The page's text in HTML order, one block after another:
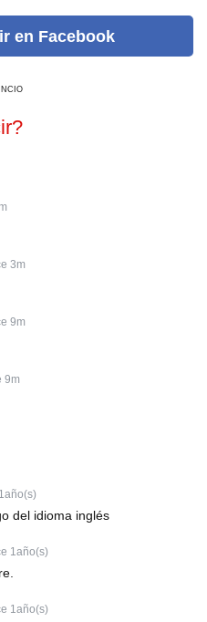
en Facebook
3m
9m
9m
del idioma inglés
1año(s)
1año(s)